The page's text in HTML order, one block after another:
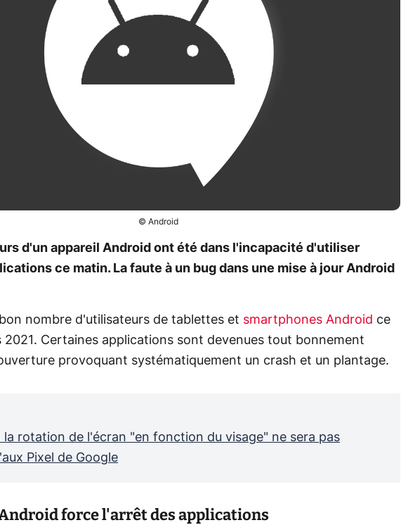
© Android
d'un appareil Android ont été dans l'incapacité d'utiliser
ce matin. La faute à un bug dans une mise à jour Android
nombre d'utilisateurs de tablettes et smartphones Android ce
2021. Certaines applications sont devenues tout bonnement
provoquant systématiquement un crash et un plantage.
la rotation de l'écran "en fonction du visage" ne sera pas
Pixel de Google
force l'arrêt des applications